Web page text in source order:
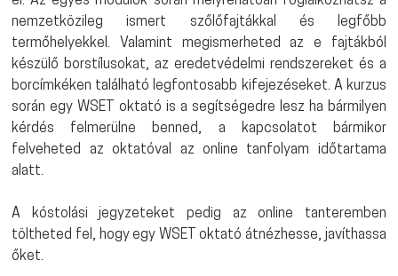
nemzetközileg ismert szőlőfajtákkal és legfőbb
termőhelyekkel. Valamint megismerheted az e fajtákból
készülő borstílusokat, az eredetvédelmi rendszereket és a
borcímkéken található legfontosabb kifejezéseket. A kurzus
során egy WSET oktató is a segítségedre lesz ha bármilyen
kérdés felmerülne benned, a kapcsolatot bármikor
felveheted az oktatóval az online tanfolyam időtartama
alatt.
A kóstolási jegyzeteket pedig az online tanteremben
töltheted fel, hogy egy WSET oktató átnézhesse, javíthassa
őket.